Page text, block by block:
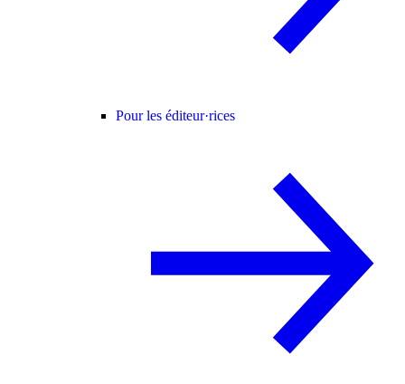
Pour les éditeur·rices